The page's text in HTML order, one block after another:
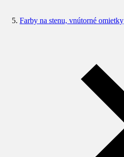
Farby na stenu, vnútorné omietky